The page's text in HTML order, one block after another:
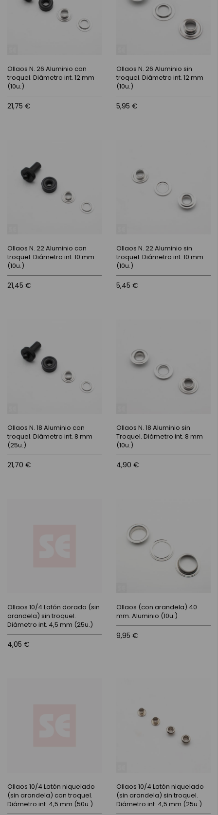
Ollaos N. 26 Aluminio con
troquel. Diámetro int. 12 mm
(10u.)
21,75 €
Ollaos N. 26 Aluminio sin
troquel. Diámetro int. 12 mm
(10u.)
5,95 €
Ollaos N. 22 Aluminio con
troquel. Diámetro int. 10 mm
(10u.)
21,45 €
Ollaos N. 22 Aluminio sin
troquel. Diámetro int. 10 mm
(10u.)
5,45 €
Ollaos N. 18 Aluminio con
troquel. Diámetro int. 8 mm
(25u.)
21,70 €
Ollaos N. 18 Aluminio sin
Troquel. Diámetro int. 8 mm
(10u.)
4,90 €
Ollaos 10/4 Latón dorado (sin
arandela) sin troquel.
Diámetro int. 4,5 mm (25u.)
4,05 €
Ollaos (con arandela) 40
mm. Aluminio (10u.)
9,95 €
Ollaos 10/4 Latón niquelado
(sin arandela) con troquel.
Diámetro int. 4,5 mm (50u.)
Ollaos 10/4 Latón niquelado
(sin arandela) sin troquel.
Diámetro int. 4,5 mm (25u.)